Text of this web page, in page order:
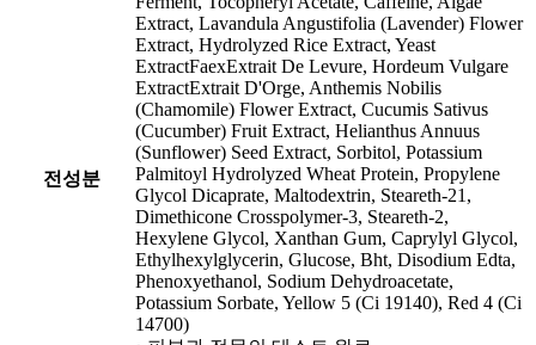
전성분
Extract, Lavandula Angustifolia (Lavender) Flower
Extract, Hydrolyzed Rice Extract, Yeast
ExtractFaexExtrait De Levure, Hordeum Vulgare
ExtractExtrait D'Orge, Anthemis Nobilis
(Chamomile) Flower Extract, Cucumis Sativus
(Cucumber) Fruit Extract, Helianthus Annuus
(Sunflower) Seed Extract, Sorbitol, Potassium
Palmitoyl Hydrolyzed Wheat Protein, Propylene
Glycol Dicaprate, Maltodextrin, Steareth-21,
Dimethicone Crosspolymer-3, Steareth-2,
Hexylene Glycol, Xanthan Gum, Caprylyl Glycol,
Ethylhexylglycerin, Glucose, Bht, Disodium Edta,
Phenoxyethanol, Sodium Dehydroacetate,
Potassium Sorbate, Yellow 5 (Ci 19140), Red 4 (Ci
14700)